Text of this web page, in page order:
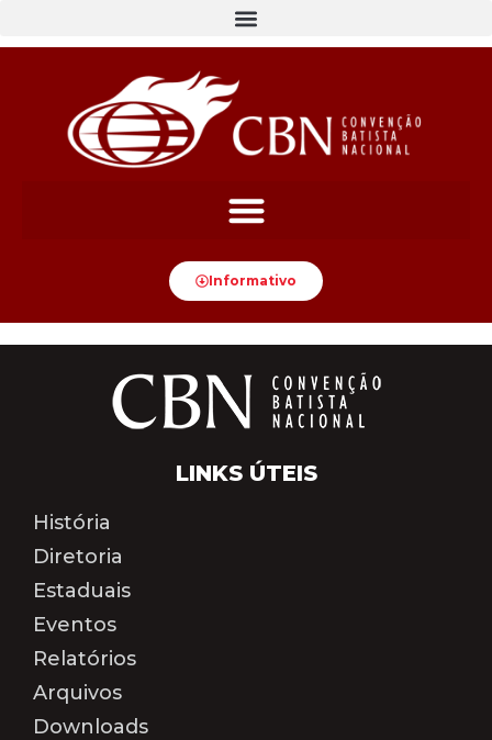
Informativo
LINKS ÚTEIS
História
Diretoria
Estaduais
Eventos
Relatórios
Arquivos
Downloads